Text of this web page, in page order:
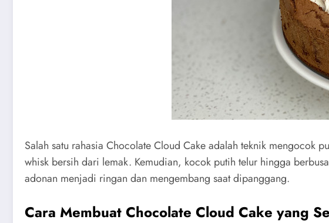
Salah satu rahasia Chocolate Cloud Cake adalah teknik mengocok
whisk bersih dari lemak. Kemudian, kocok putih telur hingga
adonan menjadi ringan dan mengembang saat dipanggang.
Cara Membuat Chocolate Cloud Cake yang